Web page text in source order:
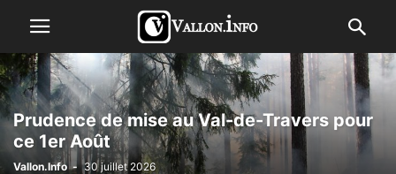
Prudence de mise au Val-de-Travers pour
ce 1er Août
Vallon.Info - 30 juillet 2026